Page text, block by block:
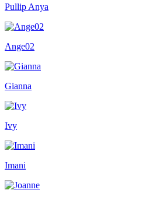
Pullip Anya
Ange02
Gianna
Ivy
Imani